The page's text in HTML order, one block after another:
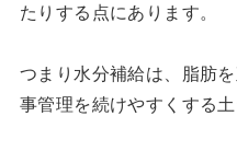
たりする点にあります。
つまり水分補給は、脂肪
事管理を続けやすくする